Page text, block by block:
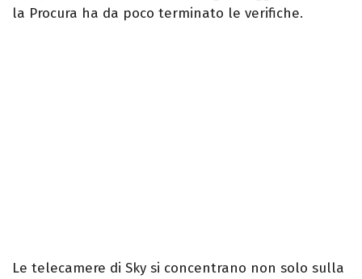
la Procura ha da poco terminato le verifiche.
Le telecamere di Sky si concentrano non solo sulla